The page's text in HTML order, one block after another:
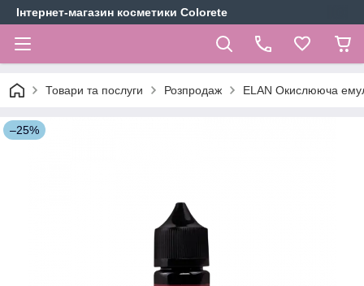
Інтернет-магазин косметики Colorete
Товари та послуги Розпродаж ELAN Окислююча
–25%